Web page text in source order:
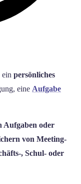
persönliches
eine Aufgabe
Aufgaben oder
von Meeting-
, Schul- oder